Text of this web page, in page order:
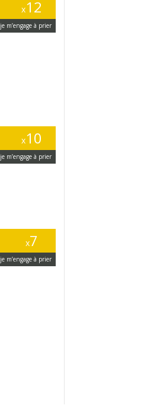
x12
je m’engage à prier
x10
je m’engage à prier
x7
je m’engage à prier